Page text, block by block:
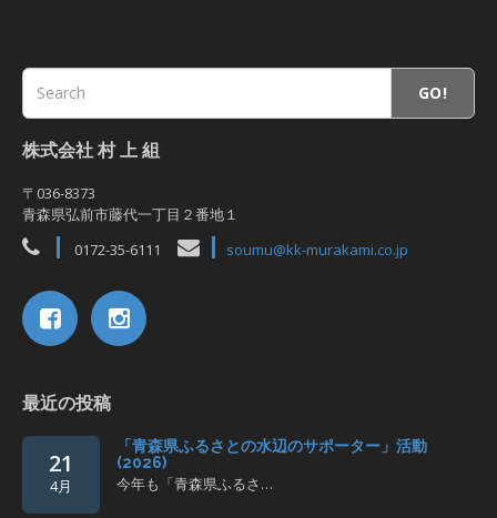
GO!
株式会社 村 上 組
〒036-8373
青森県弘前市藤代一丁目２番地１
0172-35-6111
soumu@kk-murakami.co.jp
最近の投稿
21
4月
「青森県ふるさとの水辺のサポーター」活動
(2026)
今年も「青森県ふるさ…